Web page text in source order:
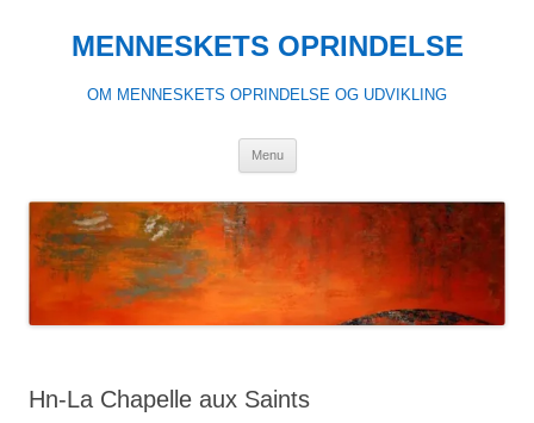
indholdMENNESKETS OPRINDELSE
OM MENNESKETS OPRINDELSE OG UDVIKLING
Menu
Hn-La Chapelle aux Saints